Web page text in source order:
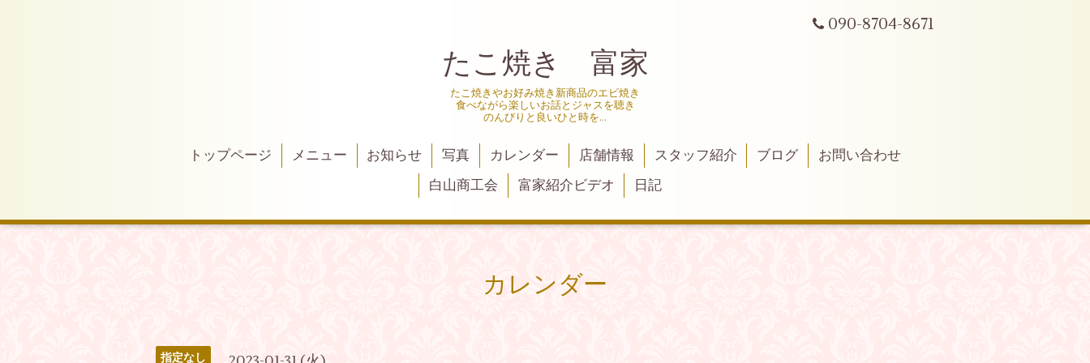
090-8704-8671
たこ焼き 富家
たこ焼きやお好み焼き新商品のエビ焼き
食べながら楽しいお話とジャスを聴き
のんびりと良いひと時を…
トップページ メニュー お知らせ 写真 カレンダー 店舗情報 スタッフ紹介 ブログ
お問い合わせ
白山商工会
富家紹介ビデオ 日記
カレンダー
指定なし